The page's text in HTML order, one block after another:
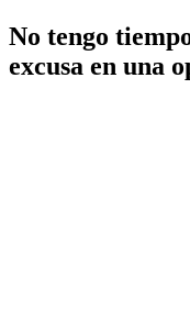
No tengo
excusa en una